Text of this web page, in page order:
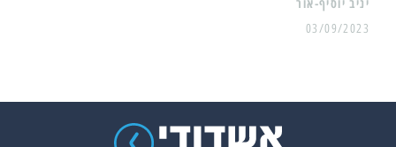
03/09/2023